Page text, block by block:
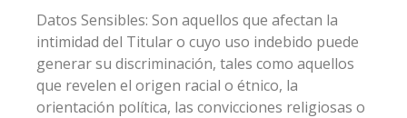
Datos Sensibles: Son aquellos que afectan la
intimidad del Titular o cuyo uso indebido puede
generar su discriminación, tales como aquellos
que revelen el origen racial o étnico, la
orientación política, las convicciones religiosas o